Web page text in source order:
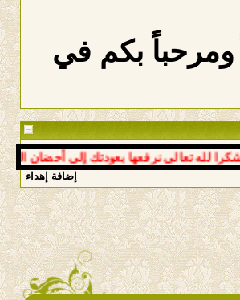
ومرحباً بكم في
تعالى نرفعها بعودتك إلى أحضان النبع
إضافة إهداء